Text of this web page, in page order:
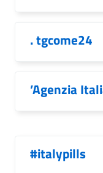
. tgcome24
’Agenzia
#italypills